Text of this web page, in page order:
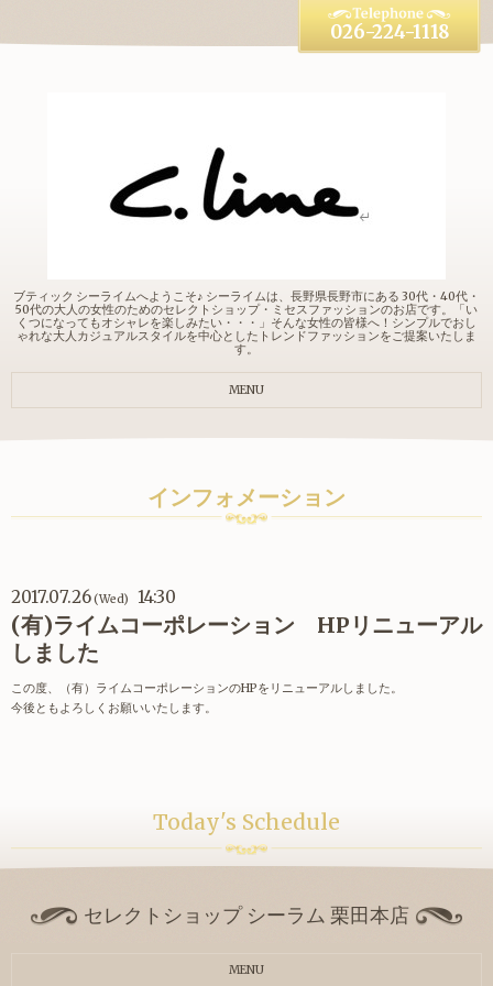
ブティック シーライムへようこそ♪ シーライムは、長野県長野市にある 30代・40代・
50代の大人の女性のためのセレクトショップ・ミセスファッションのお店です。「い
くつになってもオシャレを楽しみたい・・・」そんな女性の皆様へ！シンプルでおし
ゃれな大人カジュアルスタイルを中心としたトレンドファッションをご提案いたしま
す。
026-224-1118
MENU
インフォメーション
2017.07.26(Wed) 14:30
(有)ライムコーポレーション HPリニューアル
しました
この度、（有）ライムコーポレーションのHPをリニューアルしました。
今後ともよろしくお願いいたします。
Today's Schedule
セレクトショップ シーラム 栗田本店
MENU